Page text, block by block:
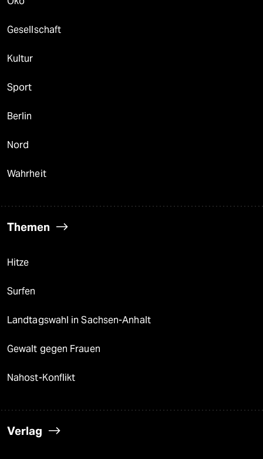
Gesellschaft
Kultur
Sport
Berlin
Nord
Wahrheit
Themen
Hitze
Surfen
Landtagswahl in Sachsen-Anhalt
Gewalt gegen Frauen
Nahost-Konflikt
Verlag